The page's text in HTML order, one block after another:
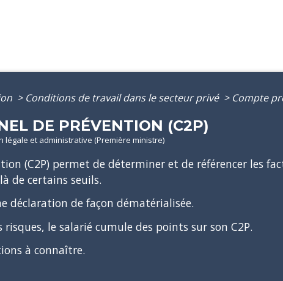
> Conditions de travail dans le secteur privé > Compte
DE PRÉVENTION (C2P)
légale et administrative (Première ministre)
(C2P) permet de déterminer et de référencer les
de certains seuils.
déclaration de façon dématérialisée.
le salarié cumule des points sur son C2P.
à connaître.